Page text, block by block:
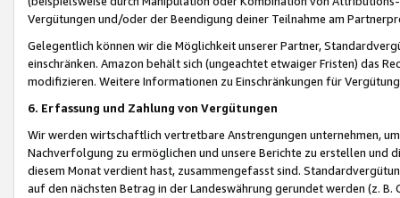
Vergütungen und/oder der Beendigung deiner Teilnahme am
Gelegentlich können wir die Möglichkeit unserer Partner,
einschränken. Amazon behält sich (ungeachtet etwaiger Fristen) das
modifizieren. Weitere Informationen zu Einschränkungen für
6. Erfassung und Zahlung von Vergütungen
Wir werden wirtschaftlich vertretbare Anstrengungen unternehmen,
Nachverfolgung zu ermöglichen und unsere Berichte zu erstellen und
diesem Monat verdient hast, zusammengefasst sind.
auf den nächsten Betrag in der Landeswährung gerundet werden (z.